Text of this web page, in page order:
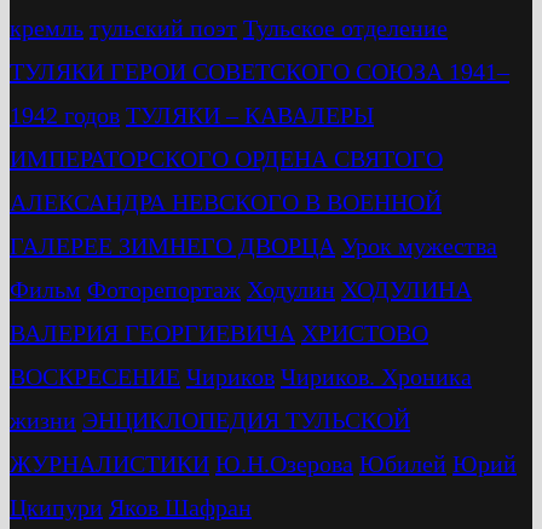
кремль тульский поэт Тульское отделение
ТУЛЯКИ ГЕРОИ СОВЕТСКОГО СОЮЗА 1941–
1942 годов ТУЛЯКИ – КАВАЛЕРЫ
ИМПЕРАТОРСКОГО ОРДЕНА СВЯТОГО
АЛЕКСАНДРА НЕВСКОГО В ВОЕННОЙ
ГАЛЕРЕЕ ЗИМНЕГО ДВОРЦА Урок мужества
Фильм Фоторепортаж Ходулин ХОДУЛИНА
ВАЛЕРИЯ ГЕОРГИЕВИЧА ХРИСТОВО
ВОСКРЕСЕНИЕ Чириков Чириков. Хроника
жизни ЭНЦИКЛОПЕДИЯ ТУЛЬСКОЙ
ЖУРНАЛИСТИКИ Ю.Н.Озерова Юбилей Юрий
Цкипури Яков Шафран